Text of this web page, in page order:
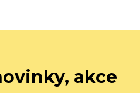
akce